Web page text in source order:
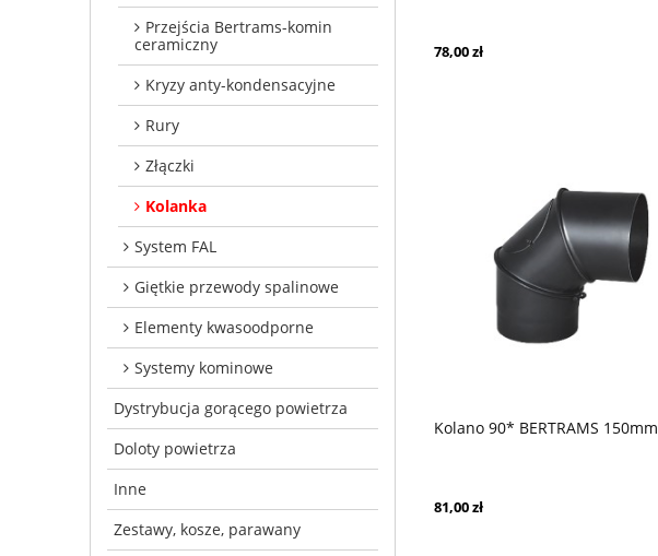
Przejścia Bertrams-komin
ceramiczny
Kryzy anty-kondensacyjne
Rury
Złączki
Kolanka
System FAL
Giętkie przewody spalinowe
Elementy kwasoodporne
Systemy kominowe
Dystrybucja gorącego powietrza
Doloty powietrza
Inne
Zestawy, kosze, parawany
78,00 zł
Kolano 90* BERTRAMS 150mm
81,00 zł